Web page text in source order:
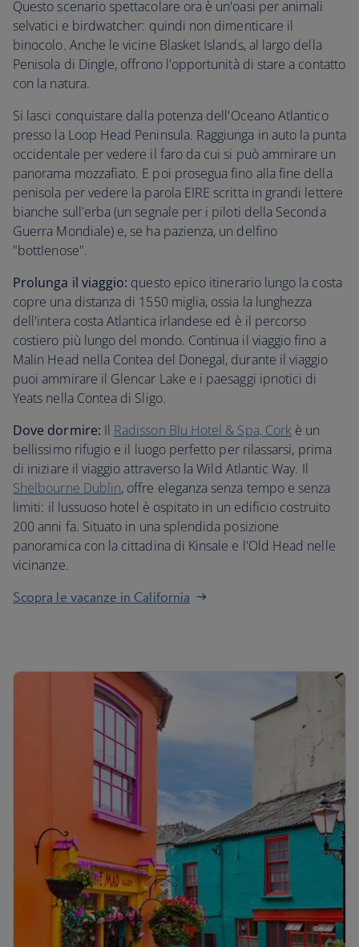
Questo scenario spettacolare ora è un'oasi per animali
selvatici e birdwatcher: quindi non dimenticare il
binocolo. Anche le vicine Blasket Islands, al largo della
Penisola di Dingle, offrono l'opportunità di stare a contatto
con la natura.
Si lasci conquistare dalla potenza dell'Oceano Atlantico
presso la Loop Head Peninsula. Raggiunga in auto la punta
occidentale per vedere il faro da cui si può ammirare un
panorama mozzafiato. E poi prosegua fino alla fine della
penisola per vedere la parola EIRE scritta in grandi lettere
bianche sull'erba (un segnale per i piloti della Seconda
Guerra Mondiale) e, se ha pazienza, un delfino
"bottlenose".
Prolunga il viaggio: questo epico itinerario lungo la costa
copre una distanza di 1550 miglia, ossia la lunghezza
dell'intera costa Atlantica irlandese ed è il percorso
costiero più lungo del mondo. Continua il viaggio fino a
Malin Head nella Contea del Donegal, durante il viaggio
puoi ammirare il Glencar Lake e i paesaggi ipnotici di
Yeats nella Contea di Sligo.
Dove dormire: Il Radisson Blu Hotel & Spa, Cork è un
bellissimo rifugio e il luogo perfetto per rilassarsi, prima
di iniziare il viaggio attraverso la Wild Atlantic Way. Il
Shelbourne Dublin, offre eleganza senza tempo e senza
limiti: il lussuoso hotel è ospitato in un edificio costruito
200 anni fa. Situato in una splendida posizione
panoramica con la cittadina di Kinsale e l'Old Head nelle
vicinanze.
Scopra le vacanze in California